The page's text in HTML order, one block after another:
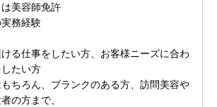
美容師免許
務経験
る仕事をしたい方、お客様ニーズに合わ
たい方
ちろん、ブランクのある方、訪問美容や
の方まで、